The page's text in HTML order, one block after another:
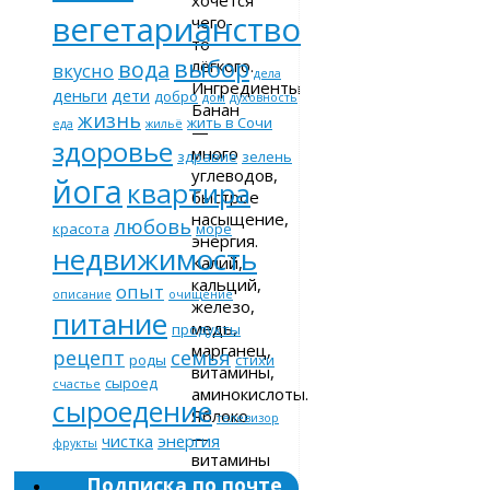
чего-
то
лёгкого.
Ингредиенты
Банан
—
много
углеводов,
быстрое
насыщение,
энергия.
Калий,
кальций,
железо,
медь,
марганец,
витамины,
аминокислоты.
Яблоко
—
витамины
A,
вегетарианство
вкусно вода выбор дела
деньги дети добро дом духовность
еда жизнь жильё жить в Сочи
здоровье здравие зелень
йога квартира
красота любовь море
недвижимость
описание опыт очищение
питание продукты
рецепт роды семья стихи
счастье сыроед
сыроедение телевизор
фрукты чистка энергия
Подписка по почте